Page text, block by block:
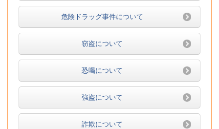
危険ドラッグ事件について
窃盗について
恐喝について
強盗について
詐欺について